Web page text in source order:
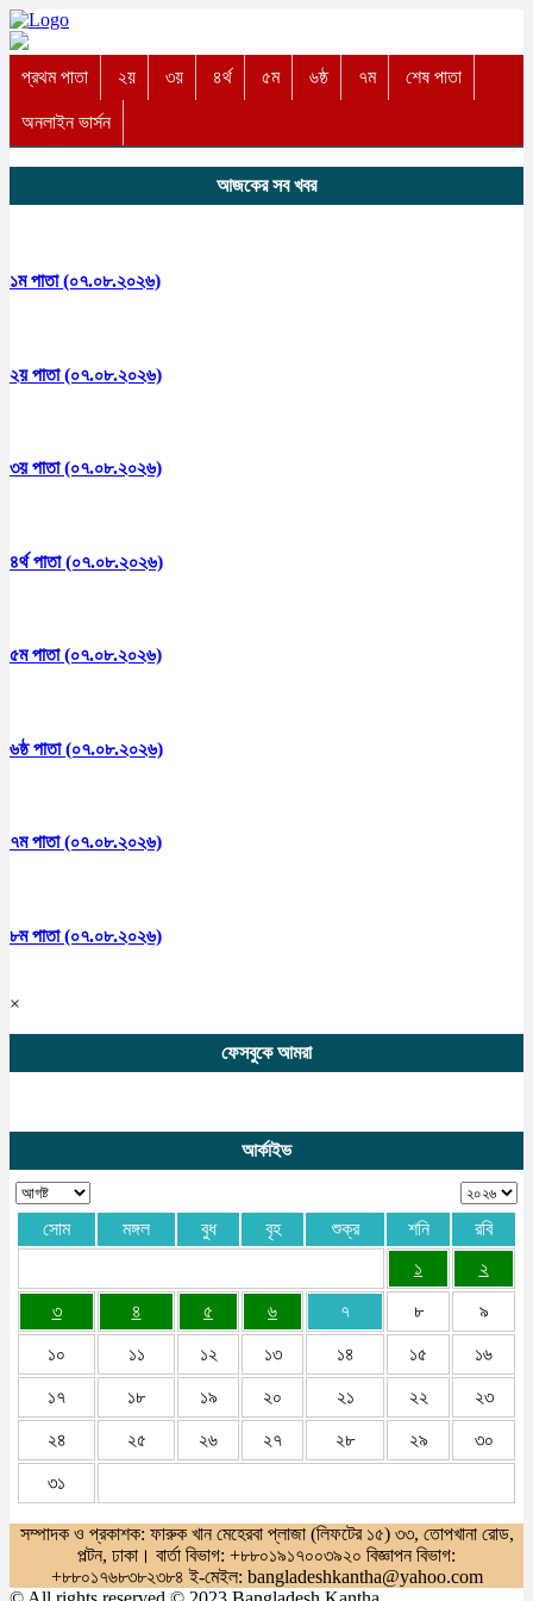
প্রথম পাতা ২য় ৩য় ৪র্থ ৫ম ৬ষ্ঠ ৭ম শেষ পাতা
অনলাইন ভার্সন
আজকের সব খবর
১ম পাতা (০৭.০৮.২০২৬)
২য় পাতা (০৭.০৮.২০২৬)
৩য় পাতা (০৭.০৮.২০২৬)
৪র্থ পাতা (০৭.০৮.২০২৬)
৫ম পাতা (০৭.০৮.২০২৬)
৬ষ্ঠ পাতা (০৭.০৮.২০২৬)
৭ম পাতা (০৭.০৮.২০২৬)
৮ম পাতা (০৭.০৮.২০২৬)
×
ফেসবুকে আমরা
আর্কাইভ
সোম মঙ্গল বুধ বৃহ শুক্র শনি
রবি
১
২
৩ ৪ ৫ ৬ ৭ ৮ ৯
১০ ১১ ১২ ১৩ ১৪ ১৫ ১৬
১৭ ১৮ ১৯ ২০ ২১ ২২ ২৩
২৪ ২৫ ২৬ ২৭ ২৮ ২৯ ৩০
৩১
সম্পাদক ও প্রকাশক: ফারুক খান মেহেরবা প্লাজা (লিফটের ১৫) ৩৩, তোপখানা রোড,
পল্টন, ঢাকা। বার্তা বিভাগ: +৮৮০১৯১৭০০৩৯২০ বিজ্ঞাপন বিভাগ:
+৮৮০১৭৬৮৩৮২৩৮৪ ই-মেইল: bangladeshkantha@yahoo.com